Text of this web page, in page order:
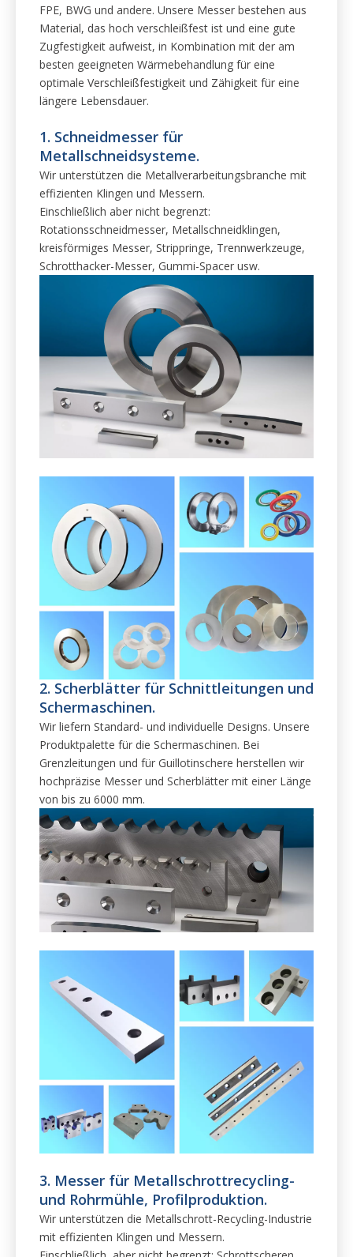
Metallverarbeitungsindustrie und Ihre Bedürfnisse.
Yafei-Klingen verfügt über 30 Jahre metallurgische
und Felderlebnisse, um den richtigen
Werkzeugspezifikationen an Ihre Anwendung
abzustimmen. Wir produzieren Messer für Marken
wie: Siemens Vai, SMS Siemag AG, Danieli, Fimi, CMI
Material, das hoch verschleißfest ist und eine gute
Zugfestigkeit aufweist, in Kombination mit der am
besten geeigneten Wärmebehandlung für eine
optimale Verschleißfestigkeit und Zähigkeit für eine
längere Lebensdauer.
1. Schneidmesser für
Metallschneidsysteme.
Wir unterstützen die Metallverarbeitungsbranche mit
effizienten Klingen und Messern.
Einschließlich aber nicht begrenzt:
Rotationsschneidmesser, Metallschneidklingen,
kreisförmiges Messer, Strippringe, Trennwerkzeuge,
Schrotthacker-Messer, Gummi-Spacer usw.